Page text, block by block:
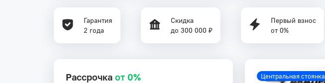
Гарантия
2 года
Скидка
до 300 000 ₽
Первый взнос
от 0%
Рассрочка от 0% Центральная стоянка